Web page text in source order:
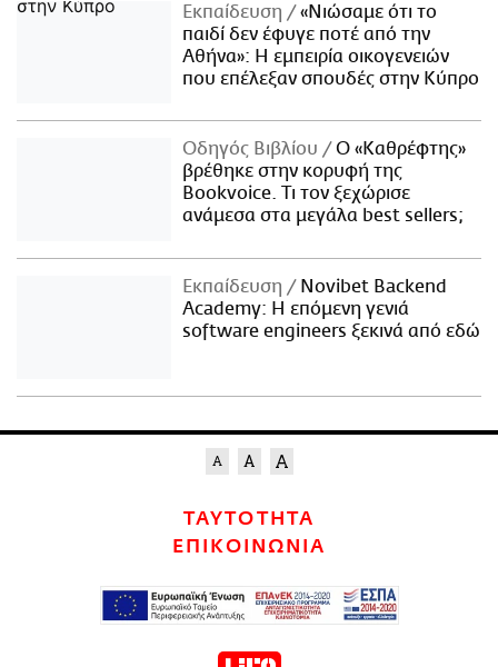
Εκπαίδευση
«Νιώσαμε ότι το
παιδί δεν έφυγε ποτέ από την
Αθήνα»: Η εμπειρία οικογενειών
που επέλεξαν σπουδές στην Κύπρο
Οδηγός Βιβλίου
Ο «Καθρέφτης»
βρέθηκε στην κορυφή της
Bookvoice. Τι τον ξεχώρισε
ανάμεσα στα μεγάλα best sellers;
Εκπαίδευση
Novibet Backend
Academy: Η επόμενη γενιά
software engineers ξεκινά από εδώ
ΤΑΥΤΟΤΗΤΑ
ΕΠΙΚΟΙΝΩΝΙΑ